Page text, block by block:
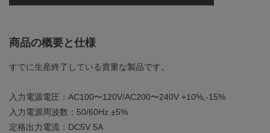
商品の概要と仕様
すでに生産終了している貴重な製品です。
入力電源電圧：AC100〜120V/AC200〜240V +10%,-15%
入力電源周波数：50/60Hz ±5%
定格出力電流：DC5V 5A